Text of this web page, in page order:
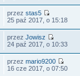
przez stas5
25 paź 2017, o 15:18
przez Jowisz
24 paź 2017, o 10:33
przez mario9200
16 cze 2017, o 07:50